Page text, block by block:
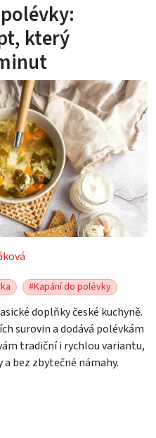
který
#Kapání do polévky
doplňky české kuchyně.
surovin a dodává polévkám
tradiční i rychlou variantu,
bez zbytečné námahy.